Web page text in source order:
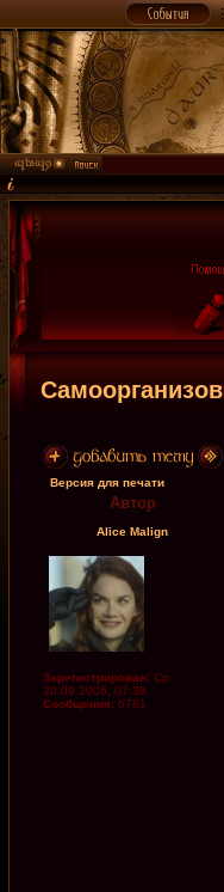
Версия для печати
Автор
Alice Malign
Зарегистрирован: Ср
20.09.2006, 07:38
Сообщения: 6781